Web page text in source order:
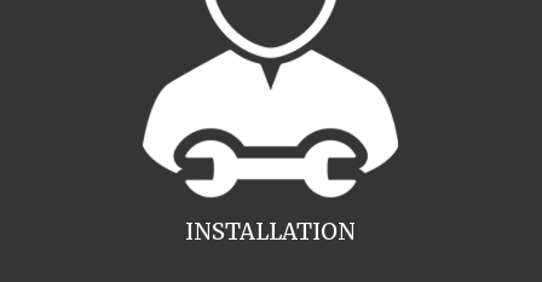
INSTALLATION